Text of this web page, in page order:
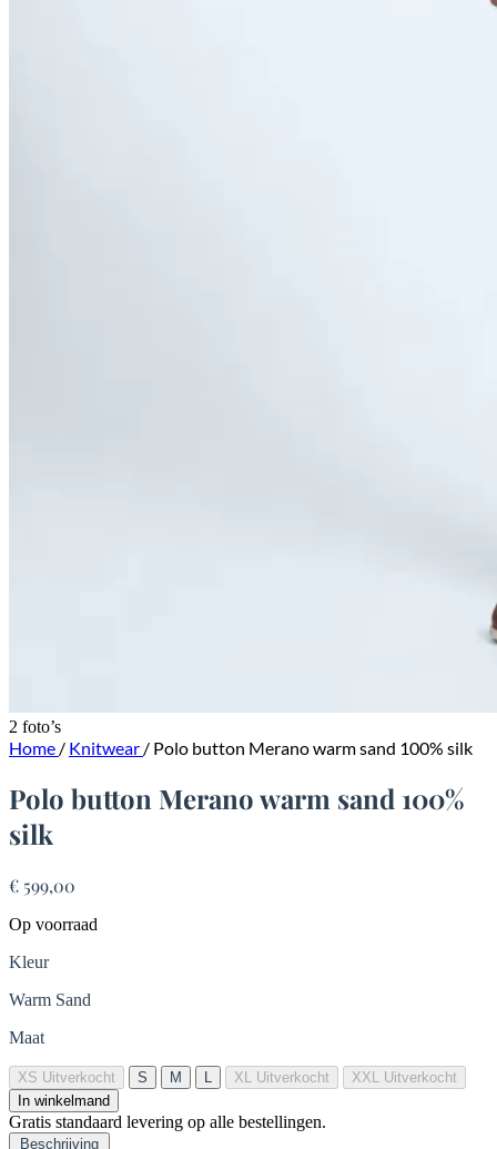
2 foto’s
Home / Knitwear / Polo button Merano warm sand 100% silk
Polo button Merano warm sand 100%
silk
€ 599,00
Op voorraad
Kleur
Warm Sand
Maat
XS Uitverkocht S M L XL Uitverkocht XXL Uitverkocht
In winkelmand
Gratis standaard levering op alle bestellingen.
Beschrijving